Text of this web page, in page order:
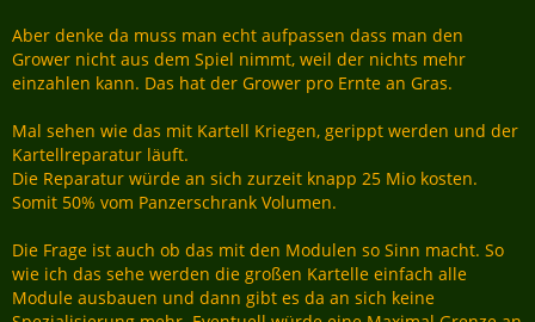
Aber denke da muss man echt aufpassen dass man den
Grower nicht aus dem Spiel nimmt, weil der nichts mehr
einzahlen kann. Das hat der Grower pro Ernte an Gras.
Mal sehen wie das mit Kartell Kriegen, gerippt werden und der
Kartellreparatur läuft.
Die Reparatur würde an sich zurzeit knapp 25 Mio kosten.
Somit 50% vom Panzerschrank Volumen.
Die Frage ist auch ob das mit den Modulen so Sinn macht. So
wie ich das sehe werden die großen Kartelle einfach alle
Module ausbauen und dann gibt es da an sich keine